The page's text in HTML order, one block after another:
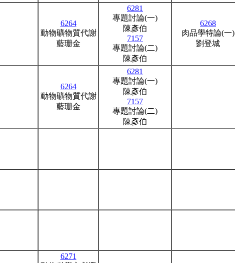
6264
動物礦物質代謝
藍珊金
6281
專題討論(一)
陳彥伯
7157
專題討論(二)
陳彥伯
6268
肉品學特論(一)
劉登城
6264
動物礦物質代謝
藍珊金
6281
專題討論(一)
陳彥伯
7157
專題討論(二)
陳彥伯
6271